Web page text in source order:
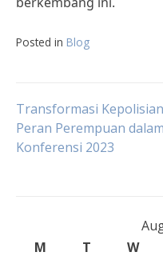
Posted in Blog
Post
navigation
Transformasi
Peran Perempuan dalam
Konferensi 2023
M
T W